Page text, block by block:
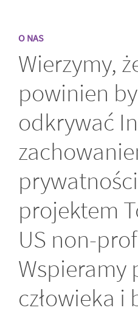
O NAS
Wierzymy,
powinien
odkrywać
projektem
US non-
Wspieramy
człowieka i